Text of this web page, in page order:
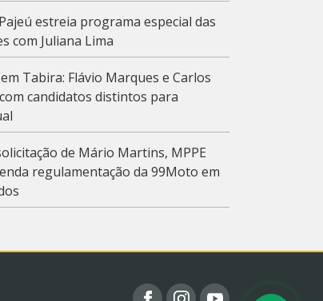
estreia programa especial das
com Juliana Lima
Tabira: Flávio Marques e Carlos
candidatos distintos para
de Mário Martins, MPPE
regulamentação da 99Moto em